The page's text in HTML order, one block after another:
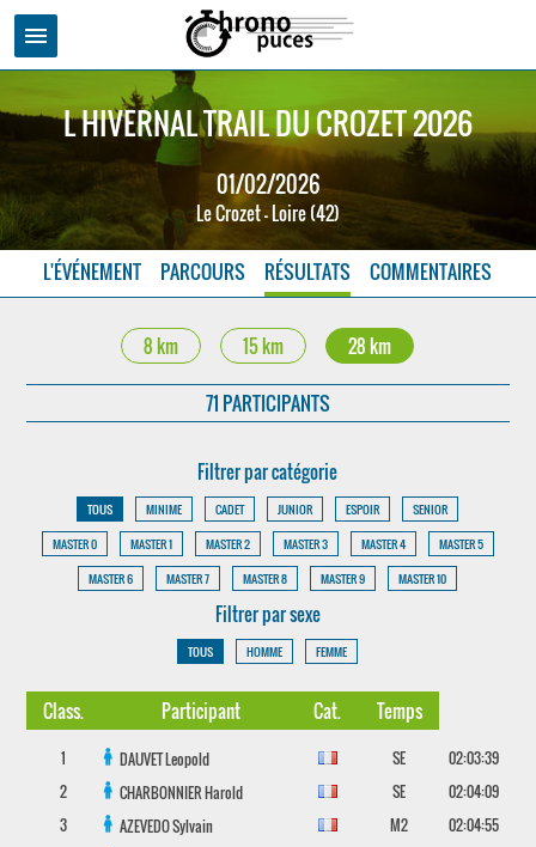
menu
L HIVERNAL TRAIL DU CROZET 2026
01/02/2026
Le Crozet - Loire (42)
L'ÉVÉNEMENT PARCOURS RÉSULTATS COMMENTAIRES
8 km 15 km 28 km
71 PARTICIPANTS
Filtrer par catégorie
TOUS MINIME CADET JUNIOR ESPOIR
SENIOR
MASTER 0
MASTER 1 MASTER 2 MASTER 3 MASTER 4
MASTER 5
MASTER 6
MASTER 7 MASTER 8 MASTER 9 MASTER 10
Filtrer par sexe
TOUS HOMME FEMME
Class. Participant Cat. Temps
1 DAUVETLeopold SE
02:03:39
2
CHARBONNIERHarold SE
02:04:09
3
AZEVEDOSylvain M2
02:04:55